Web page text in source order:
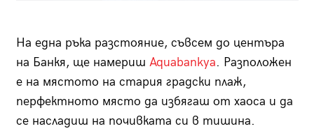
На една ръка разстояние, съвсем до центъра
на Банкя, ще намериш Aquabankya. Разположен
е на мястото на стария градски плаж,
перфектното място да избягаш от хаоса и да
се насладиш на почивката си в тишина.